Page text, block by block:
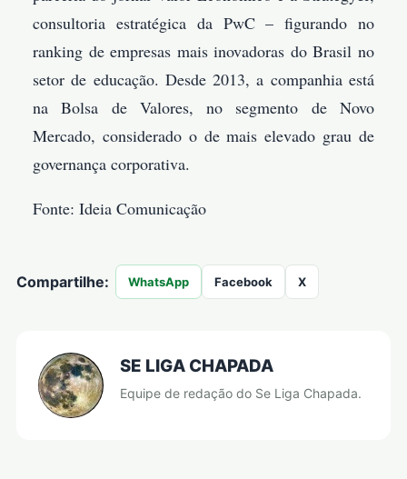
consultoria estratégica da PwC – figurando no
ranking de empresas mais inovadoras do Brasil no
setor de educação. Desde 2013, a companhia está
na Bolsa de Valores, no segmento de Novo
Mercado, considerado o de mais elevado grau de
governança corporativa.
Fonte: Ideia Comunicação
Compartilhe: WhatsApp Facebook X
SE LIGA CHAPADA
Equipe de redação do Se Liga Chapada.